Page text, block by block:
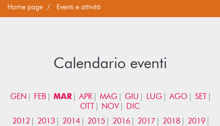
Home page Eventi e attività
Calendario eventi
GEN FEB MAR APR MAG GIU LUG AGO
SET
OTT
NOV
DIC
2012
2013 2014 2015 2016 2017 2018
2019